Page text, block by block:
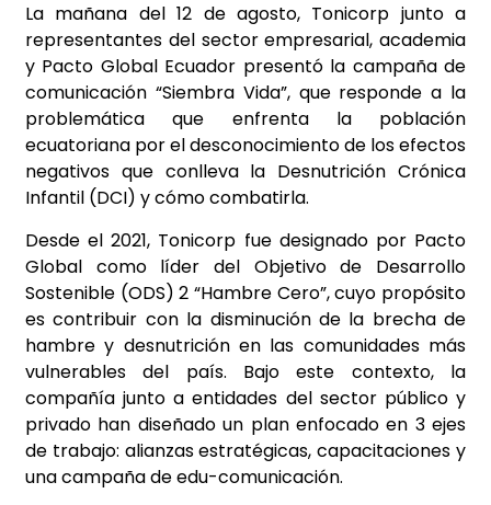
La mañana del 12 de agosto, Tonicorp junto a
representantes del sector empresarial, academia
y Pacto Global Ecuador presentó la campaña de
comunicación “Siembra Vida”, que responde a la
problemática que enfrenta la población
ecuatoriana por el desconocimiento de los efectos
negativos que conlleva la Desnutrición Crónica
Infantil (DCI) y cómo combatirla.
Desde el 2021, Tonicorp fue designado por Pacto
Global como líder del Objetivo de Desarrollo
Sostenible (ODS) 2 “Hambre Cero”, cuyo propósito
es contribuir con la disminución de la brecha de
hambre y desnutrición en las comunidades más
vulnerables del país. Bajo este contexto, la
compañía junto a entidades del sector público y
privado han diseñado un plan enfocado en 3 ejes
de trabajo: alianzas estratégicas, capacitaciones y
una campaña de edu-comunicación.